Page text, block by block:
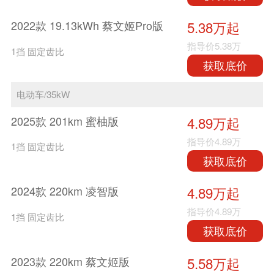
2022款 19.13kWh 蔡文姬Pro版
1挡 固定齿比
5.38万起
指导价5.38万
获取底价
电动车/35kW
2025款 201km 蜜柚版
1挡 固定齿比
4.89万起
指导价4.89万
获取底价
2024款 220km 凌智版
1挡 固定齿比
4.89万起
指导价4.89万
获取底价
2023款 220km 蔡文姬版
5.58万起